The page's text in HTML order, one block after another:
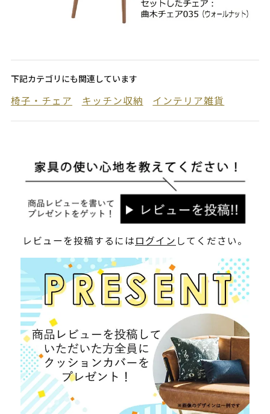
下記カテゴリにも関連しています
椅子・チェア キッチン収納 インテリア雑貨
レビューを投稿するにはログイン してください。